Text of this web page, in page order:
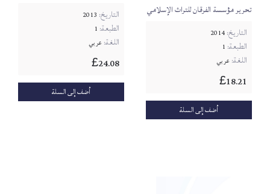
تحرير مؤسسة الفرقان للتراث الإسلامي
التاريخ:2014
الطبعة: 1
اللغة:عربي
£18.21
أضف إلى السلة
التاريخ: 2013
الطبعة: 1
اللغة:عربي
£24.08
أضف إلى السلة